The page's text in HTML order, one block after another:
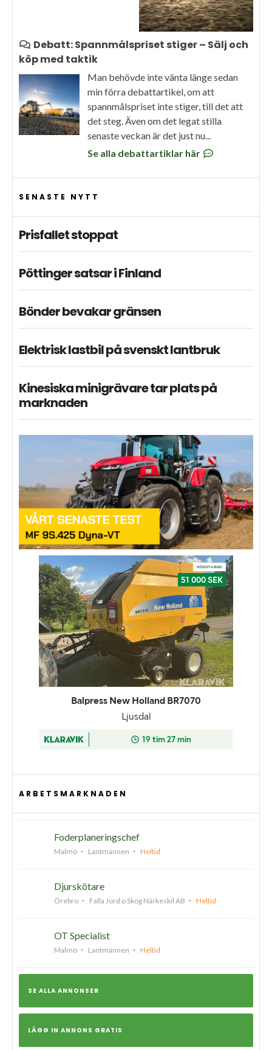
Debatt: Spannmålspriset stiger – Sälj och
köp med taktik
Man behövde inte vänta länge sedan
min förra debattartikel, om att
spannmålspriset inte stiger, till det att
det steg. Även om det legat stilla
senaste veckan är det just nu...
Se alla debattartiklar här
SENASTE NYTT
Prisfallet stoppat
Pöttinger satsar i Finland
Bönder bevakar gränsen
Elektrisk lastbil på svenskt lantbruk
Kinesiska minigrävare tar plats på
marknaden
ARBETSMARKNADEN
Foderplaneringschef
Malmö Lantmännen Heltid
Djurskötare
Örebro Falla Jord o Skog Närkeskil AB Heltid
OT Specialist
Malmö Lantmännen Heltid
SE ALLA ANNONSER
LÄGG IN ANNONS GRATIS